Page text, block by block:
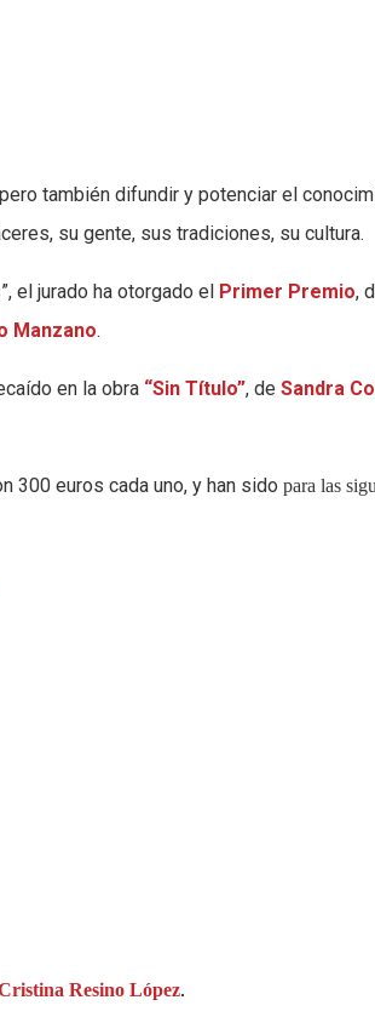
también difundir y potenciar el
su gente, sus tradiciones, su cultura.
el jurado ha otorgado el Primer Premio,
Manzano.
en la obra “Sin Título”, de Sandra
300 euros cada uno, y han sido para las
Resino López.